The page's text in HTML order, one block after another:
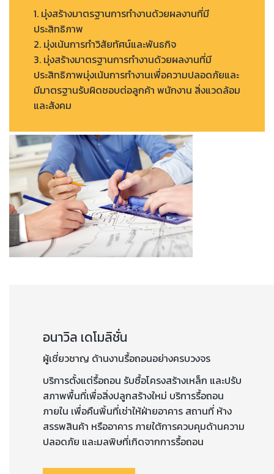
1. มุ่งสร้างมาตรฐานการทำงานด้วยผลงานที่มี
ประสิทธิภาพ
2. มุ่งเน้นการทำวิสัยทัศน์และพันธกิจ
3. มุ่งสร้างมาตรฐานการทำงานด้วยผลงานที่มี
ประสิทธิภาพมุ่งเน้นการทำงานเพื่อความปลอดภัยและ
มีมาตรฐานรับผิดชอบต่อลูกค้า พนักงาน สิ่งแวดล้อม
และสังคม
อนาวิล เดโมลิชั่น
ผู้เชี่ยวชาญ ด้านงานรื้อถอนอย่างครบวงจร
บริการตั้งแต่รื้อถอน รับซื้อโครงสร้างเหล็ก และปรับ
สภาพพื้นที่เพื่อสิ่งปลูกสร้างใหม่ บริการรื้อถอน
ภายใน เพื่อคืนพิ้นที่เช่าให้ฝ่ายอาคาร สถานที่ ห้าง
สรรพสินค้า หรืออาคาร ภายใต้การควบคุมด้านความ
ปลอดภัย และมลพิษที่เกิดจากการรื้อถอน